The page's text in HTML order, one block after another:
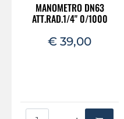
MANOMETRO DN63
ATT.RAD.1/4" 0/1000
€ 39,00